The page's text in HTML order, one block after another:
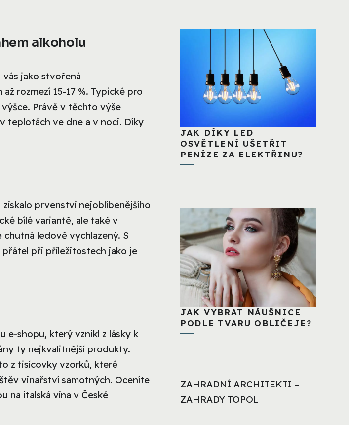
alkoholu
vás jako stvořená
rozmezí 15-17 %. Typické pro
Právě v těchto výše
teplotách ve dne a v noci. Díky
získalo prvenství nejoblíbenějšího
bílé variantě, ale také v
ledově vychlazený. S
přátel při příležitostech jako je
e-shopu, který vznikl z lásky k
ty nejkvalitnější produkty.
z tisícovky vzorků, které
vinařství samotných. Oceníte
na italská vína v České
JAK DÍKY LED
OSVĚTLENÍ UŠETŘIT
PENÍZE ZA ELEKTŘINU?
JAK VYBRAT NÁUŠNICE
PODLE TVARU OBLIČEJE?
ZAHRADNÍ ARCHITEKTI –
ZAHRADY TOPOL